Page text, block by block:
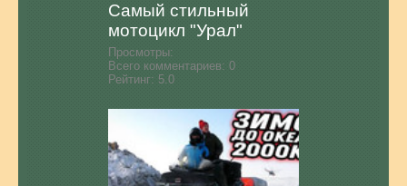
Самый стильный
мотоцикл "Урал"
Просмотры:
Всего комментариев: 0
Рейтинг: 5.0